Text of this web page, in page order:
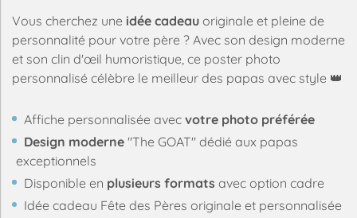
Vous cherchez une idée cadeau originale et pleine de
personnalité pour votre père ? Avec son design moderne
et son clin d'œil humoristique, ce poster photo
personnalisé célèbre le meilleur des papas avec style 👑
Affiche personnalisée avec votre photo préférée
Design moderne "The GOAT" dédié aux papas
exceptionnels
Disponible en plusieurs formats avec option cadre
Idée cadeau Fête des Pères originale et personnalisée